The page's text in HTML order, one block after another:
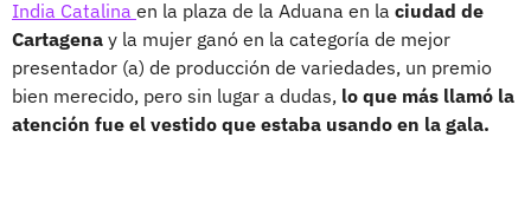
India Catalina en la plaza de la Aduana en la ciudad de
Cartagena y la mujer ganó en la categoría de mejor
presentador (a) de producción de variedades, un premio
bien merecido, pero sin lugar a dudas, lo que más llamó la
atención fue el vestido que estaba usando en la gala.